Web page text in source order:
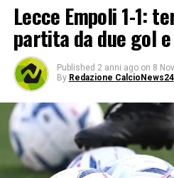
Lecce Empoli 1-1:
partita da due gol
Published 2 anni ago on 8
By Redazione CalcioNews24